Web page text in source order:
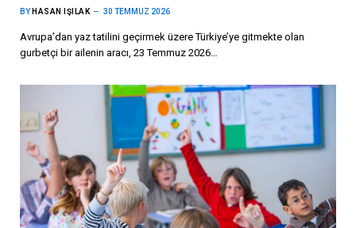
BY HASAN IŞILAK 30 TEMMUZ 2026
Avrupa’dan yaz tatilini geçirmek üzere Türkiye’ye gitmekte olan
gurbetçi bir ailenin aracı, 23 Temmuz 2026…